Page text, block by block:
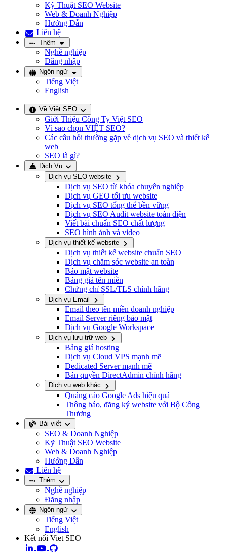
Kỹ Thuật SEO Website
Web & Doanh Nghiệp
Hướng Dẫn
Liên hệ
Thêm
Nghề nghiệp
Đăng nhập
Ngôn ngữ
Tiếng Việt
English
Về Việt SEO
Giới Thiệu Công Ty Việt SEO
Vì sao chọn VIỆT SEO?
Các câu hỏi thường gặp về dịch vụ SEO và thiết kế
web
SEO là gì?
Dịch Vụ
Dịch vụ SEO website
Dịch vụ SEO từ khóa chuyên nghiệp
Dịch vụ GEO tối ưu website
Dịch vụ SEO tổng thể bền vững
Dịch vụ SEO Audit website toàn diện
Viết bài chuẩn SEO chất lượng
SEO hình ảnh và video
Dịch vụ thiết kế website
Dịch vụ thiết kế website chuẩn SEO
Dịch vụ chăm sóc website an toàn
Bảo mật website
Bảng giá tên miền
Chứng chỉ SSL/TLS chính hãng
Dịch vụ Email
Email theo tên miền doanh nghiệp
Email Server riêng bảo mật
Dịch vụ Google Workspace
Dịch vụ lưu trữ web
Bảng giá hosting
Dịch vụ Cloud VPS mạnh mẽ
Dedicated Server mạnh mẽ
Bản quyền DirectAdmin chính hãng
Dịch vụ web khác
Quảng cáo Google Ads hiệu quả
Thông báo, đăng ký website với Bộ Công
Thương
Bài viết
SEO & Doanh Nghiệp
Kỹ Thuật SEO Website
Web & Doanh Nghiệp
Hướng Dẫn
Liên hệ
Thêm
Nghề nghiệp
Đăng nhập
Ngôn ngữ
Tiếng Việt
English
Kết nối Viet SEO